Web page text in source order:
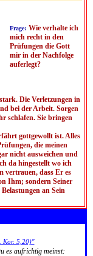
Frage: Wie verhalte ich
mich recht in den
Prüfungen die Gott
mir in der Nachfolge
auferlegt?
Die Verletzungen in
bei der Arbeit. Sorgen
schlafen. Sie bringen
gottgewollt ist. Alles
die meinen
nicht ausweichen und
da hingestellt wo ich
vertrauen, dass Er es
Ihm; sondern Seiner
an Sein
Kor. 5,20)"
es aufrichtig meinst: